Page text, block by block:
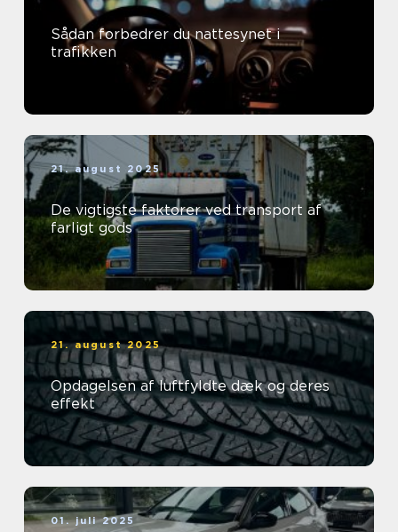
Sådan forbedrer du nattesynet i
trafikken
21. august 2025
De vigtigste faktorer ved transport af
farligt gods
21. august 2025
Opdagelsen af luftfyldte dæk og deres
effekt
01. juli 2025